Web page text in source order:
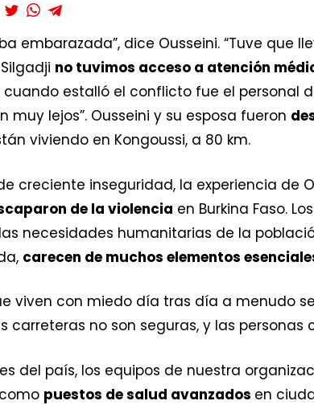
embarazada”, dice Ousseini. “Tuve que
no tuvimos acceso a atención
cuando estalló el conflicto fue el
muy lejos”. Ousseini y su esposa fueron
viviendo en Kongoussi, a 80 km.
creciente inseguridad, la experiencia de
de la violencia en Burkina Faso. Los
necesidades humanitarias de la
carecen de muchos elementos
viven con miedo día tras día a menudo
carreteras no son seguras, y las personas
del país, los equipos de nuestra
puestos de salud avanzados en